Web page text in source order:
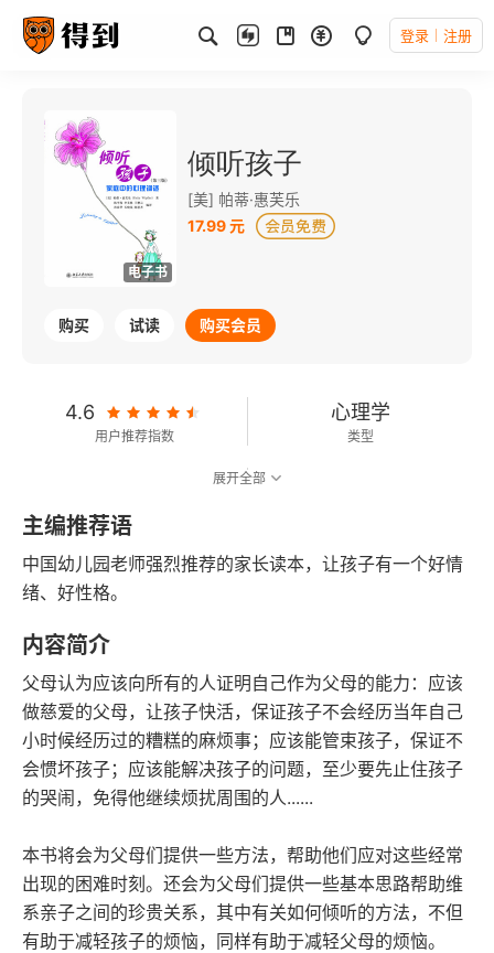
登录 注册
电子书
倾听孩子
[美] 帕蒂·惠芙乐
17.99 元
购买 试读 购买会员
4.6
用户推荐指数
心理学
类型
170千字
字数
2007-09-01
发行日期
展开全部
主编推荐语
中国幼儿园老师强烈推荐的家长读本，让孩子有一个好情
绪、好性格。
内容简介
父母认为应该向所有的人证明自己作为父母的能力：应该
做慈爱的父母，让孩子快活，保证孩子不会经历当年自己
小时候经历过的糟糕的麻烦事；应该能管束孩子，保证不
会惯坏孩子；应该能解决孩子的问题，至少要先止住孩子
的哭闹，免得他继续烦扰周围的人......
本书将会为父母们提供一些方法，帮助他们应对这些经常
出现的困难时刻。还会为父母们提供一些基本思路帮助维
系亲子之间的珍贵关系，其中有关如何倾听的方法，不但
有助于减轻孩子的烦恼，同样有助于减轻父母的烦恼。